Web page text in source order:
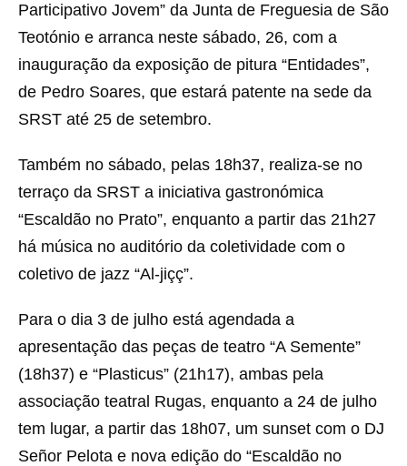
Participativo Jovem” da Junta de Freguesia de São
Teotónio e arranca neste sábado, 26, com a
inauguração da exposição de pitura “Entidades”,
de Pedro Soares, que estará patente na sede da
SRST até 25 de setembro.
Também no sábado, pelas 18h37, realiza-se no
terraço da SRST a iniciativa gastronómica
“Escaldão no Prato”, enquanto a partir das 21h27
há música no auditório da coletividade com o
coletivo de jazz “Al-jiçç”.
Para o dia 3 de julho está agendada a
apresentação das peças de teatro “A Semente”
(18h37) e “Plasticus” (21h17), ambas pela
associação teatral Rugas, enquanto a 24 de julho
tem lugar, a partir das 18h07, um sunset com o DJ
Señor Pelota e nova edição do “Escaldão no